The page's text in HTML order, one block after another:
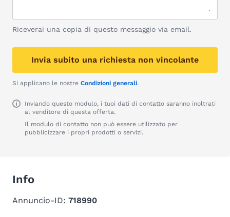
Riceverai una copia di questo messaggio via email.
Invia subito una richiesta non vincolante
Si applicano le nostre Condizioni generali.
Inviando questo modulo, i tuoi dati di contatto saranno inoltrati
al venditore di questa offerta.
Il modulo di contatto non può essere utilizzato per
pubblicizzare i propri prodotti o servizi.
Info
Annuncio-ID: 718990